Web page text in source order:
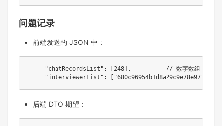
问题记录
前端发送的 JSON 中：
"chatRecordsList" : [248] ,
// 数字数组
"interviewerList" : [ "680c96954b1d8a29c9e78e97"
后端 DTO 期望：